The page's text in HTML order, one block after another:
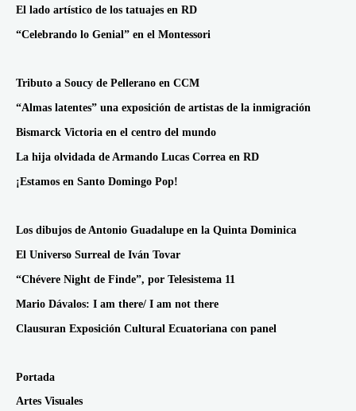
El lado artístico de los tatuajes en RD
“Celebrando lo Genial” en el Montessori
Tributo a Soucy de Pellerano en CCM
“Almas latentes” una exposición de artistas de la inmigración
Bismarck Victoria en el centro del mundo
La hija olvidada de Armando Lucas Correa en RD
¡Estamos en Santo Domingo Pop!
Los dibujos de Antonio Guadalupe en la Quinta Dominica
El Universo Surreal de Iván Tovar
“Chévere Night de Finde”, por Telesistema 11
Mario Dávalos: I am there/ I am not there
Clausuran Exposición Cultural Ecuatoriana con panel
Portada
Artes Visuales